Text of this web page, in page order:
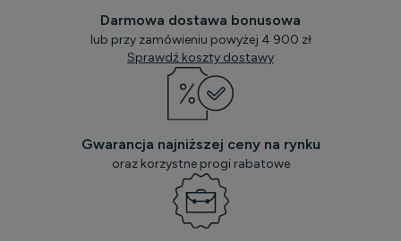
Darmowa dostawa bonusowa
lub przy zamówieniu powyżej 4 900 zł
Sprawdź koszty dostawy
Gwarancja najniższej ceny na rynku
oraz korzystne progi rabatowe